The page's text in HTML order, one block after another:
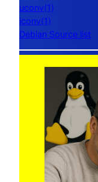
uconv(1)
iconv(1)
Debian Source list